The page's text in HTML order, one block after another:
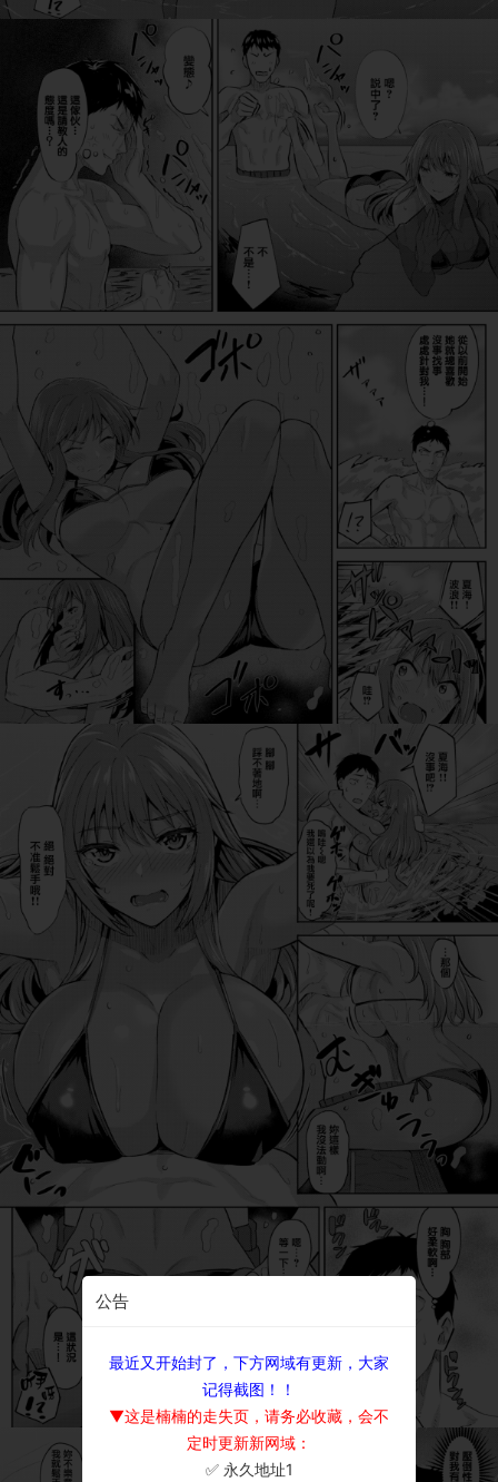
公告
最近又开始封了，下方网域有更新，大家
记得截图！！
▼这是楠楠的走失页，请务必收藏，会不
定时更新新网域：
✅ 永久地址1